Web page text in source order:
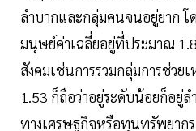
ลำบากและกลุ่มคนจนอยู่ยาก
มนุษย์ค่าเฉลี่ยอยู่ที่ประมาณ
สังคมเช่นการรวมกลุ่มการช่วย
1.53 ก็ถือว่าอยู่ระดับน้อยก็อยู่
ทางเศรษฐกิจหรือทุนทรัพยาก